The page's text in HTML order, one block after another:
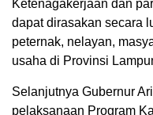
Ketenagakerjaan dan
dapat dirasakan secara
peternak, nelayan,
usaha di Provinsi
Selanjutnya Gubernur
pelaksanaan Program